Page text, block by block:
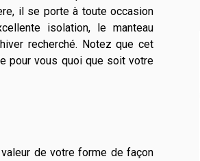
il se porte à toute occasion
isolation, le manteau
recherché. Notez que cet
pour vous quoi que soit votre
de votre forme de façon